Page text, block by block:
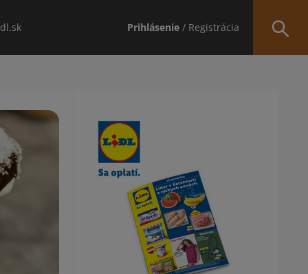
Prihlásenie / Registrácia
Obsah bočného panela